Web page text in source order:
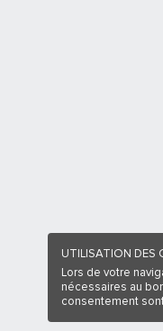
UTILISATION DES
Lors de votre
nécessaires au
consentement